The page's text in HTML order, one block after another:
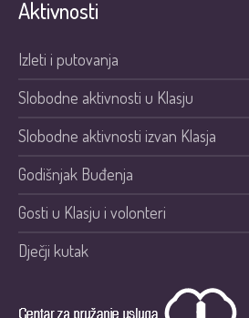
Aktivnosti
Izleti i putovanja
Slobodne aktivnosti u Klasju
Slobodne aktivnosti izvan Klasja
Godišnjak Buđenja
Gosti u Klasju i volonteri
Dječji kutak